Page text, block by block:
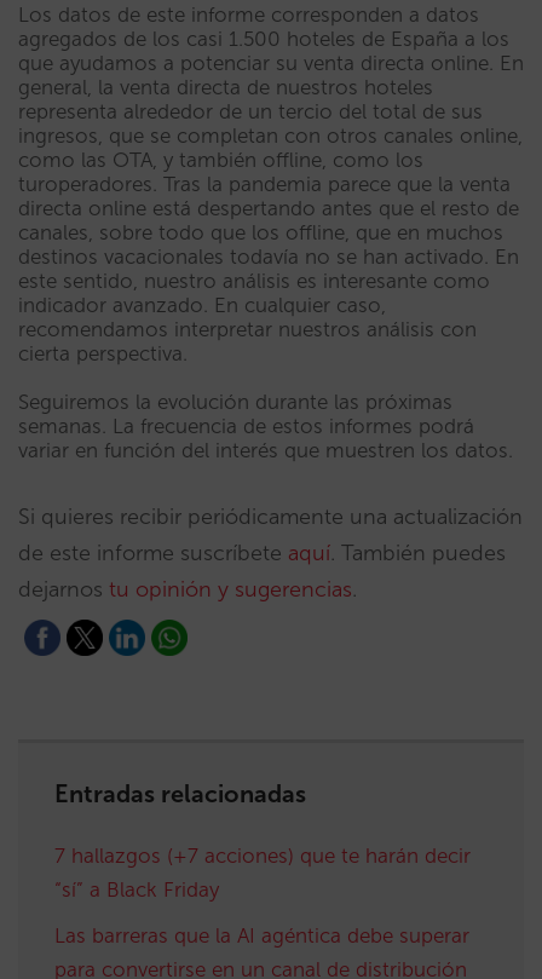
Los datos de este informe corresponden a datos
agregados de los casi 1.500 hoteles de España a los
que ayudamos a potenciar su venta directa online. En
general, la venta directa de nuestros hoteles
representa alrededor de un tercio del total de sus
ingresos, que se completan con otros canales online,
como las OTA, y también offline, como los
turoperadores. Tras la pandemia parece que la venta
directa online está despertando antes que el resto de
canales, sobre todo que los offline, que en muchos
destinos vacacionales todavía no se han activado. En
este sentido, nuestro análisis es interesante como
indicador avanzado. En cualquier caso,
recomendamos interpretar nuestros análisis con
cierta perspectiva.
Seguiremos la evolución durante las próximas
semanas. La frecuencia de estos informes podrá
variar en función del interés que muestren los datos.
Si quieres recibir periódicamente una actualización
de este informe suscríbete aquí. También puedes
dejarnos tu opinión y sugerencias.
Entradas relacionadas
7 hallazgos (+7 acciones) que te harán decir
“sí” a Black Friday
Las barreras que la AI agéntica debe superar
para convertirse en un canal de distribución